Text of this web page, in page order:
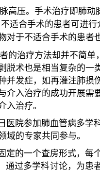
高压。手术治疗即肺动
不适合手术的患者可进
对于不适合手术的患者
的治疗方法却并不简单
脱术也是相当复杂的一
并发症，如再灌注肺损
介入治疗的成功开展需
治疗。
医院参加肺血管病多学
的专家共同参与。
的一个查房形式，每
通过多学科讨论，为患